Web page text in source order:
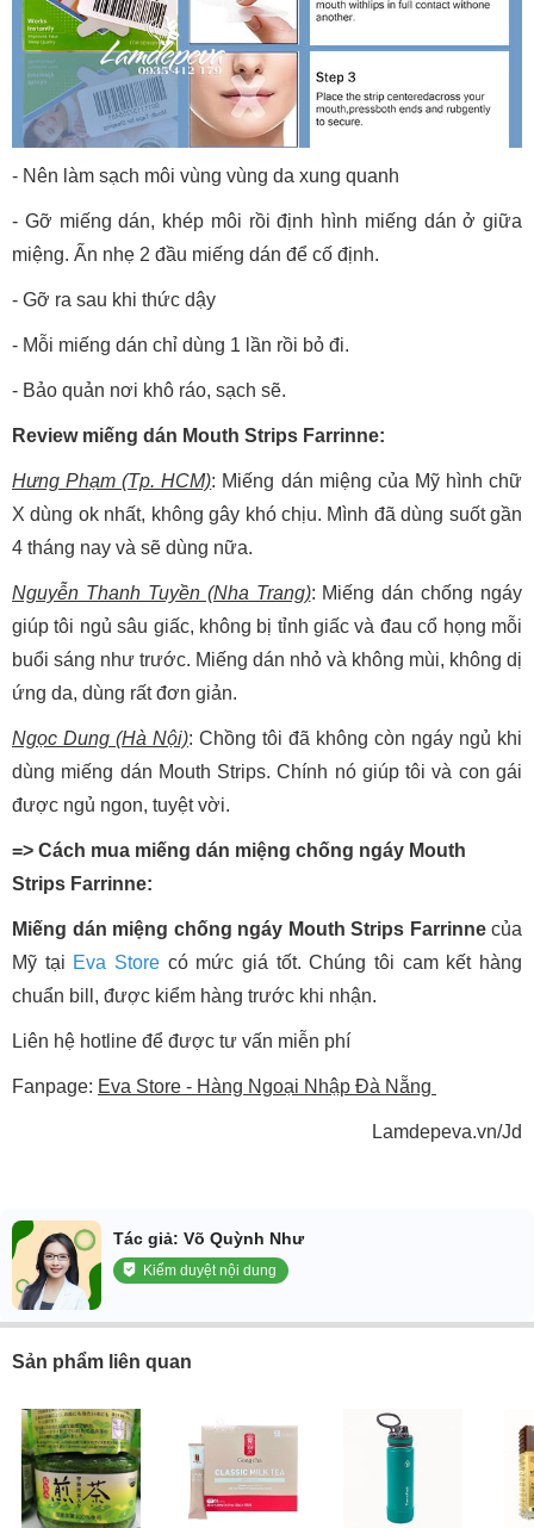
- Nên làm sạch môi vùng vùng da xung quanh
- Gỡ miếng dán, khép môi rồi định hình miếng dán ở giữa
miệng. Ấn nhẹ 2 đầu miếng dán để cố định.
- Gỡ ra sau khi thức dậy
- Mỗi miếng dán chỉ dùng 1 lần rồi bỏ đi.
- Bảo quản nơi khô ráo, sạch sẽ.
Review miếng dán Mouth Strips Farrinne:
Hưng Phạm (Tp. HCM): Miếng dán miệng của Mỹ hình chữ
X dùng ok nhất, không gây khó chịu. Mình đã dùng suốt gần
4 tháng nay và sẽ dùng nữa.
Nguyễn Thanh Tuyền (Nha Trang): Miếng dán chống ngáy
giúp tôi ngủ sâu giấc, không bị tỉnh giấc và đau cổ họng mỗi
buổi sáng như trước. Miếng dán nhỏ và không mùi, không dị
ứng da, dùng rất đơn giản.
Ngọc Dung (Hà Nội): Chồng tôi đã không còn ngáy ngủ khi
dùng miếng dán Mouth Strips. Chính nó giúp tôi và con gái
được ngủ ngon, tuyệt vời.
=> Cách mua miếng dán miệng chống ngáy Mouth
Strips Farrinne:
Miếng dán miệng chống ngáy Mouth Strips Farrinnecủa
Mỹ tại Eva Store có mức giá tốt. Chúng tôi cam kết hàng
chuẩn bill, được kiểm hàng trước khi nhận.
Liên hệ hotline để được tư vấn miễn phí
Fanpage: Eva Store - Hàng Ngoại Nhập Đà Nẵng
Lamdepeva.vn/Jd
Tác giả: Võ Quỳnh Như
Kiểm duyệt nội dung
Sản phẩm liên quan